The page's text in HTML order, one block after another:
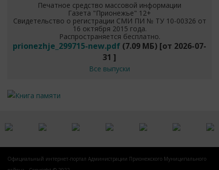
Печатное средство массовой информации
Газета "Прионежье" 12+
Свидетельство о регистрации СМИ ПИ № ТУ 10-00326 от
16 октября 2015 года.
Распространяется бесплатно.
prionezhje_299715-new.pdf (7.09 МБ) [от 2026-07-
31 ]
Все выпуски
Официальный интернет-портал Администрации Прионежского Муниципального